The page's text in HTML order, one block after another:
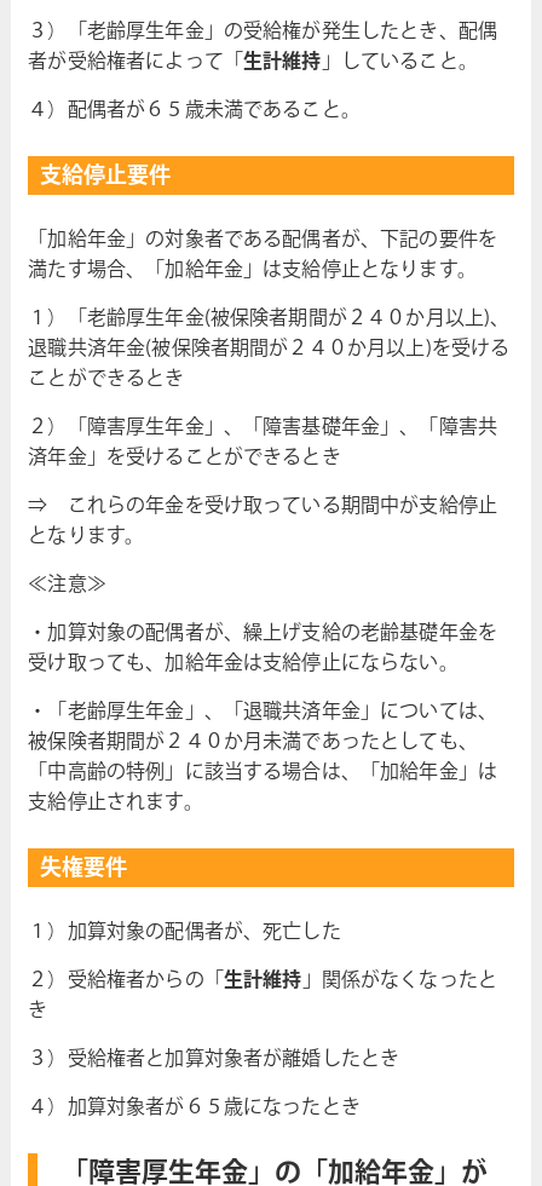
３）「老齢厚生年金」の受給権が発生したとき、配偶
者が受給権者によって「生計維持」していること。
４）配偶者が６５歳未満であること。
支給停止要件
「加給年金」の対象者である配偶者が、下記の要件を
満たす場合、「加給年金」は支給停止となります。
１）「老齢厚生年金(被保険者期間が２４０か月以上)、
退職共済年金(被保険者期間が２４０か月以上)を受ける
ことができるとき
２）「障害厚生年金」、「障害基礎年金」、「障害共
済年金」を受けることができるとき
⇒ これらの年金を受け取っている期間中が支給停止
となります。
≪注意≫
・加算対象の配偶者が、繰上げ支給の老齢基礎年金を
受け取っても、加給年金は支給停止にならない。
・「老齢厚生年金」、「退職共済年金」については、
被保険者期間が２４０か月未満であったとしても、
「中高齢の特例」に該当する場合は、「加給年金」は
支給停止されます。
失権要件
１）加算対象の配偶者が、死亡した
２）受給権者からの「 生計維持」関係がなくなったと
き
３）受給権者と加算対象者が離婚したとき
４）加算対象者が６５歳になったとき
「障害厚生年金」の「加給年金」が